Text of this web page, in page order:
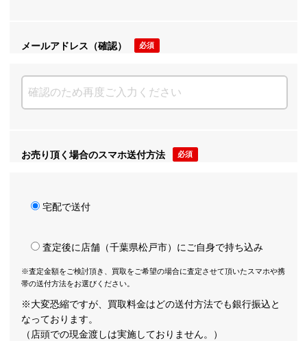
メールアドレス（確認） 必須
お売り頂く場合のスマホ送付方法 必須
宅配で送付
査定後に店舗（千葉県松戸市）にご自身で持ち込み
※査定金額をご検討頂き、買取をご希望の場合に査定させて頂いたスマホや携
帯の送付方法をお選びください。
※大変恐縮ですが、買取料金はどの送付方法でも銀行振込と
なっております。
（店頭での現金渡しは実施しておりません。）